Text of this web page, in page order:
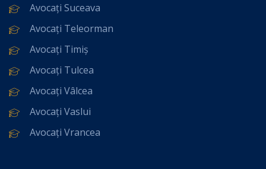
Avocați Suceava
Avocați Teleorman
Avocați Timiș
Avocați Tulcea
Avocați Vâlcea
Avocați Vaslui
Avocați Vrancea